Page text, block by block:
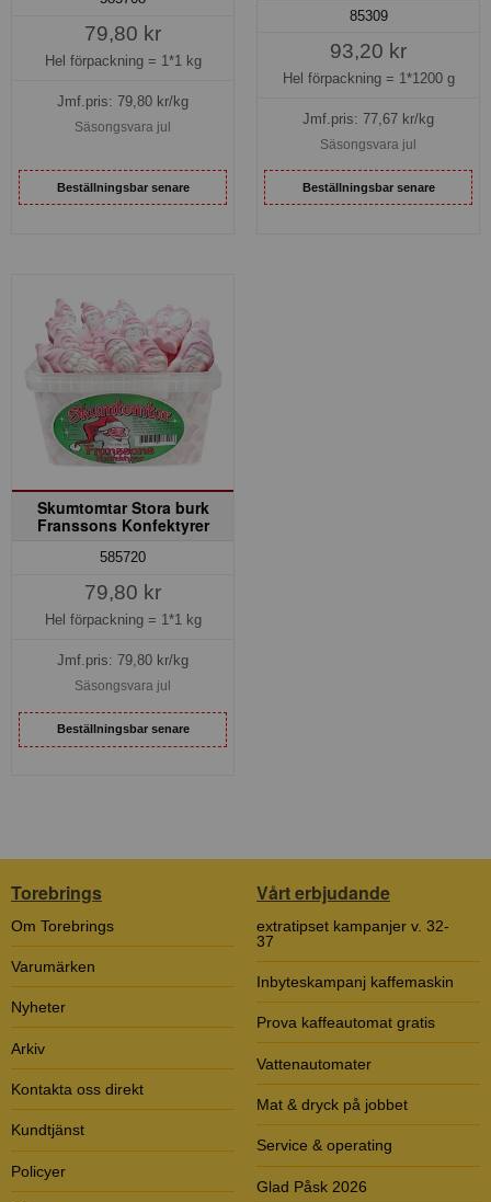
79,80 kr
Hel förpackning = 1*1 kg
Jmf.pris: 79,80 kr/kg
Säsongsvara jul
Beställningsbar senare
85309
93,20 kr
Hel förpackning = 1*1200 g
Jmf.pris: 77,67 kr/kg
Säsongsvara jul
Beställningsbar senare
Skumtomtar Stora burk
Franssons Konfektyrer
585720
79,80 kr
Hel förpackning = 1*1 kg
Jmf.pris: 79,80 kr/kg
Säsongsvara jul
Beställningsbar senare
Torebrings
Om Torebrings
Varumärken
Nyheter
Arkiv
Kontakta oss direkt
Kundtjänst
Policyer
Vårt erbjudande
extratipset kampanjer v. 32-
37
Inbyteskampanj kaffemaskin
Prova kaffeautomat gratis
Vattenautomater
Mat & dryck på jobbet
Service & operating
Glad Påsk 2026